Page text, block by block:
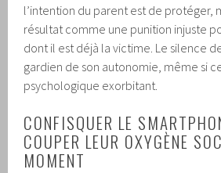
l’intention du parent est de protéger,
résultat comme une punition injuste
dont il est déjà la victime. Le silence
gardien de son autonomie, même si
psychologique exorbitant.
CONFISQUER LE
COUPER LEUR OXYGÈNE
MOMENT